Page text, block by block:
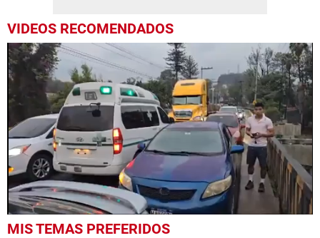
VIDEOS RECOMENDADOS
seconds
MIS TEMAS PREFERIDOS